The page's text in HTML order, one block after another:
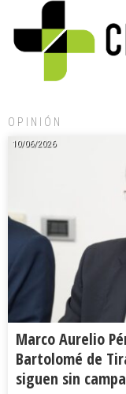
OPINIÓN
10/06/2026
Marco Aurelio
Bartolomé de
siguen sin